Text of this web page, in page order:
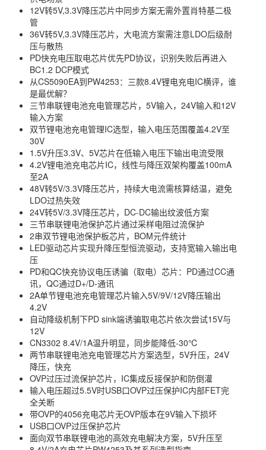
12V转5V,3.3V降压芯片中同步方案无需外置肖特基二极
管
36V转5V,3.3V降压芯片，大电流方案需注意LDO后级耐
压与散热
PD快充电压取电芯片优先PD协议，识别失败后再进入
BC1.2 DCP模式
从CS5090EA到PW4253：三款8.4V锂电充电IC横评，谁
是最优解？
三节串联锂电池充电管理芯片，5V输入，24V输入和12V
输入方案
双节锂电池充电管理IC选型，输入电压范围覆盖4.2V至
30V
1.5V升压3.3V、5V芯片在低输入电压下输出电流受限
4.2V锂电池充电芯片IC，线性与降压双架构覆盖100mA
至2A
48V转5V/3.3V降压芯片，持续大电流需核算结温，避免
LDO过热失效
24V转5V/3.3V降压芯片，DC-DC输出纹波低方案
三节串联锂电池保护芯片通过采样电阻过流保护
2串双节锂电池保护板芯片，BOM元件统计
LED驱动芯片实现升降压型恒流驱动，支持宽输入输出电
压
PD和QC快充协议电压诱骗（取电）芯片：PD通过CC通
讯，QC通过D+/D-通讯
2A单节锂电池充电管理芯片输入5V/9V/12V降压输出
4.2V
自动降级机制下PD sink端诱骗取电芯片依次尝试15V与
12V
CN3302 8.4V/1A温升明显，同步能降低-30℃
两节串联锂电池充电管理芯片方案选型，5V升压，24V
降压，快充
OVP过压过流保护芯片，IC集成反接保护和防倒灌
输入电压超过5.5V时USB口OVP过压保护IC内部FET完
全关断
带OVP的4056充电芯片无OVP版本在9V输入下损坏
USB口OVP过压保护芯片
面向双节串联锂电池的高效充电解决方案，5V升压至